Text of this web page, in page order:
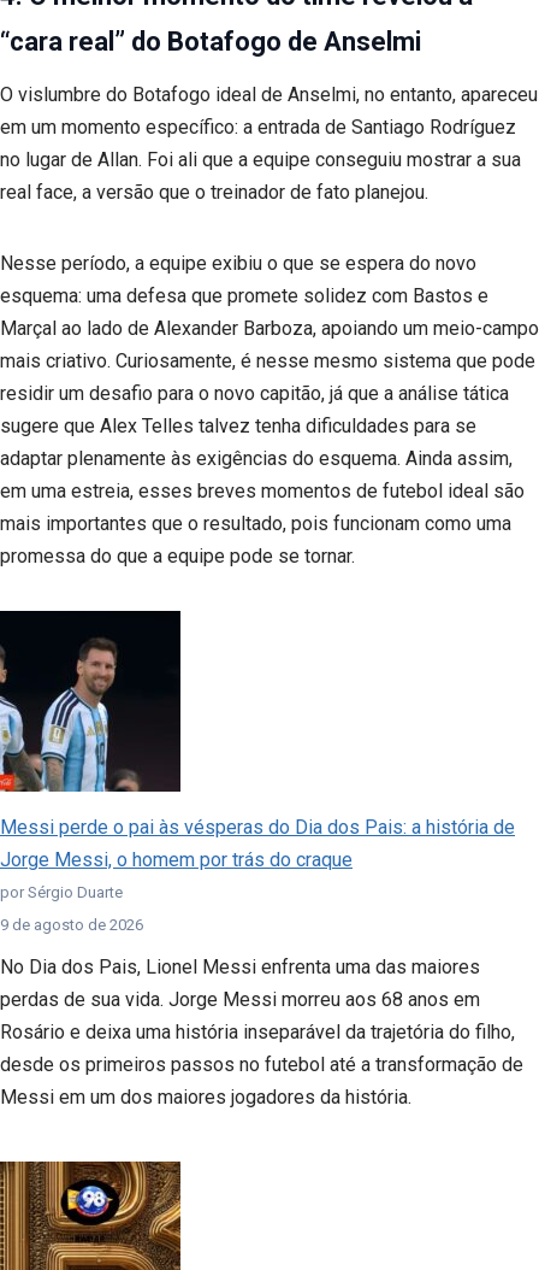
“cara real” do Botafogo de Anselmi
O vislumbre do Botafogo ideal de Anselmi, no entanto, apareceu
em um momento específico: a entrada de Santiago Rodríguez
no lugar de Allan. Foi ali que a equipe conseguiu mostrar a sua
real face, a versão que o treinador de fato planejou.
Nesse período, a equipe exibiu o que se espera do novo
esquema: uma defesa que promete solidez com Bastos e
Marçal ao lado de Alexander Barboza, apoiando um meio-campo
mais criativo. Curiosamente, é nesse mesmo sistema que pode
residir um desafio para o novo capitão, já que a análise tática
sugere que Alex Telles talvez tenha dificuldades para se
adaptar plenamente às exigências do esquema. Ainda assim,
em uma estreia, esses breves momentos de futebol ideal são
mais importantes que o resultado, pois funcionam como uma
promessa do que a equipe pode se tornar.
Messi perde o pai às vésperas do Dia dos Pais: a história de
Jorge Messi, o homem por trás do craque
por Sérgio Duarte
9 de agosto de 2026
No Dia dos Pais, Lionel Messi enfrenta uma das maiores
perdas de sua vida. Jorge Messi morreu aos 68 anos em
Rosário e deixa uma história inseparável da trajetória do filho,
desde os primeiros passos no futebol até a transformação de
Messi em um dos maiores jogadores da história.